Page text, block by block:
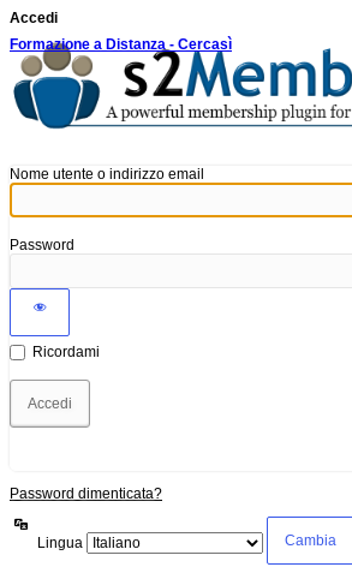
Accedi
Formazione a Distanza - Cercasì
Nome utente o indirizzo email
Password
Ricordami
Password dimenticata?
Lingua